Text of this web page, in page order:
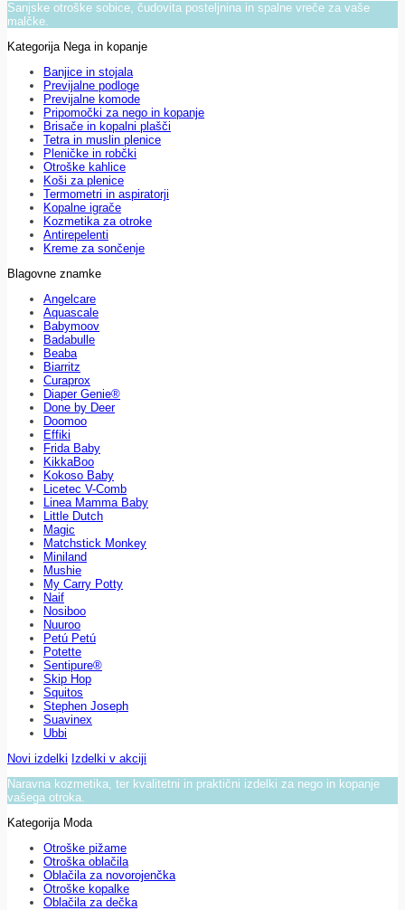
Sanjske otroške sobice, čudovita posteljnina in spalne vreče za vaše
malčke.
Kategorija Nega in kopanje
Banjice in stojala
Previjalne podloge
Previjalne komode
Pripomočki za nego in kopanje
Brisače in kopalni plašči
Tetra in muslin plenice
Pleničke in robčki
Otroške kahlice
Koši za plenice
Termometri in aspiratorji
Kopalne igrače
Kozmetika za otroke
Antirepelenti
Kreme za sončenje
Blagovne znamke
Angelcare
Aquascale
Babymoov
Badabulle
Beaba
Biarritz
Curaprox
Diaper Genie®
Done by Deer
Doomoo
Effiki
Frida Baby
KikkaBoo
Kokoso Baby
Licetec V-Comb
Linea Mamma Baby
Little Dutch
Magic
Matchstick Monkey
Miniland
Mushie
My Carry Potty
Naif
Nosiboo
Nuuroo
Petú Petú
Potette
Sentipure®
Skip Hop
Squitos
Stephen Joseph
Suavinex
Ubbi
Novi izdelki Izdelki v akciji
Naravna kozmetika, ter kvalitetni in praktični izdelki za nego in kopanje
vašega otroka.
Kategorija Moda
Otroške pižame
Otroška oblačila
Oblačila za novorojenčka
Otroške kopalke
Oblačila za dečka